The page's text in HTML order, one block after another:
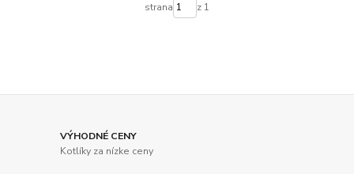
strana z 1
VÝHODNÉ CENY
Kotlíky za nízke ceny